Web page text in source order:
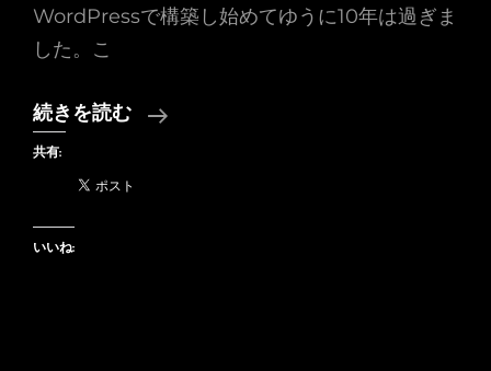
WordPressで構築し始めてゆうに10年は過ぎま
した。こ
続きを読む
何
共有:
いいね: